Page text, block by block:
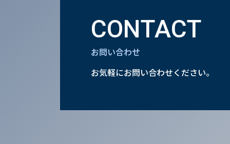
CONTACT
お問い合わせ
お気軽にお問い合わせください。